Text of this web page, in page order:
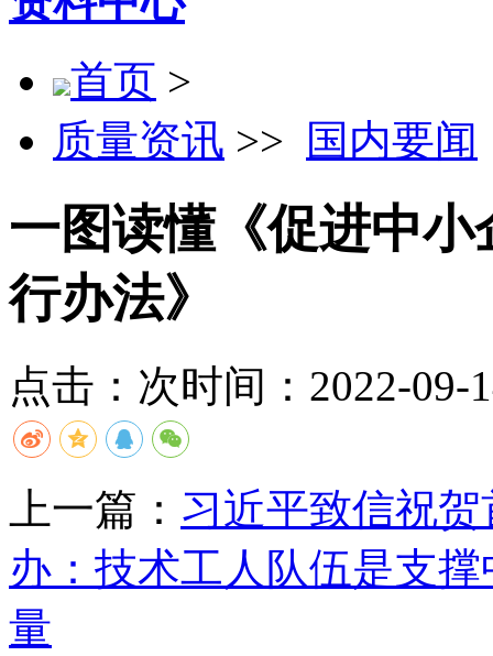
首页 >
质量资讯 >> 国内要闻
一图读懂《促进中
行办法》
点击： 次时间：2022-09-
上一篇： 习近平致信祝
办：技术工人队伍是支
量